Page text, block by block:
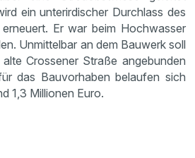
ein unterirdischer Durchlass des
Er war beim Hochwasser
Unmittelbar an dem Bauwerk soll
Crossener Straße angebunden
das Bauvorhaben belaufen sich
1,3 Millionen Euro.